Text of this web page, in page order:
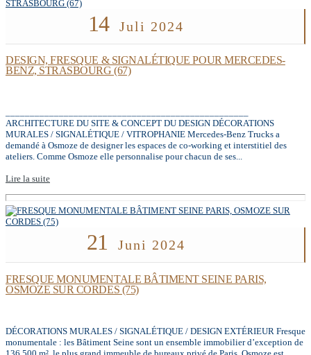
14 Juli 2024
DESIGN, FRESQUE & SIGNALÉTIQUE POUR MERCEDES-
BENZ, STRASBOURG (67)
ARCHITECTURE DU SITE & CONCEPT DU DESIGN DÉCORATIONS
MURALES / SIGNALÉTIQUE / VITROPHANIE Mercedes-Benz Trucks a
demandé à Osmoze de designer les espaces de co-working et interstitiel des
ateliers. Comme Osmoze elle personnalise pour chacun de ses...
Lire la suite
21 Juni 2024
FRESQUE MONUMENTALE BÂTIMENT SEINE PARIS,
OSMOZE SUR CORDES (75)
DÉCORATIONS MURALES / SIGNALÉTIQUE / DESIGN EXTÉRIEUR Fresque
monumentale : les Bâtiment Seine sont un ensemble immobilier d’exception de